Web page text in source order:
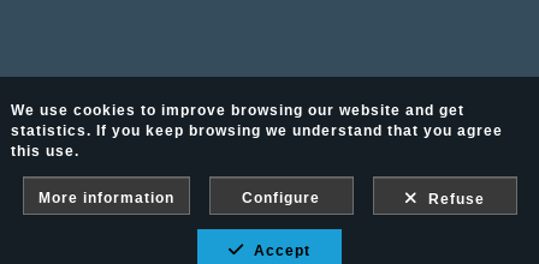
We use cookies to improve browsing our website and get
statistics. If you keep browsing we understand that you agree
this use.
More information Configure Refuse
Accept